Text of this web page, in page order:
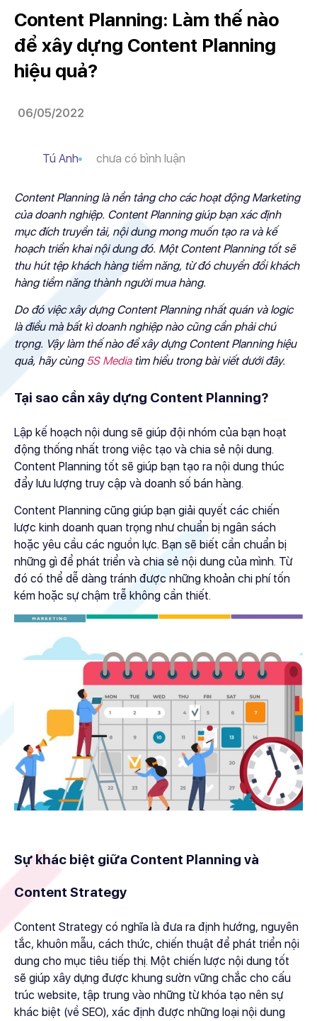
Content Planning: Làm thế nào
để xây dựng Content Planning
hiệu quả?
06/05/2022
Tú Anh chưa có bình luận
Content Planning là nền tảng cho các hoạt động Marketing
của doanh nghiệp. Content Planning giúp bạn xác định
mục đích truyền tải, nội dung mong muốn tạo ra và kế
hoạch triển khai nội dung đó. Một Content Planning tốt sẽ
thu hút tệp khách hàng tiềm năng, từ đó chuyển đổi khách
hàng tiềm năng thành người mua hàng.
Do đó việc xây dựng Content Planning nhất quán và logic
là điều mà bất kì doanh nghiệp nào cũng cần phải chú
trọng. Vậy làm thế nào để xây dựng Content Planning hiệu
quả, hãy cùng 5S Mediatìm hiểu trong bài viết dưới đây.
Tại sao cần xây dựng Content Planning?
Lập kế hoạch nội dung sẽ giúp đội nhóm của bạn hoạt
động thống nhất trong việc tạo và chia sẻ nội dung.
Content Planning tốt sẽ giúp bạn tạo ra nội dung thúc
đẩy lưu lượng truy cập và doanh số bán hàng.
Content Planning cũng giúp bạn giải quyết các chiến
lược kinh doanh quan trọng như chuẩn bị ngân sách
hoặc yêu cầu các nguồn lực. Bạn sẽ biết cần chuẩn bị
những gì để phát triển và chia sẻ nội dung của mình. Từ
đó có thể dễ dàng tránh được những khoản chi phí tốn
kém hoặc sự chậm trễ không cần thiết.
Sự khác biệt giữa Content Planning và
Content Strategy
Content Strategy có nghĩa là đưa ra định hướng, nguyên
tắc, khuôn mẫu, cách thức, chiến thuật để phát triển nội
dung cho mục tiêu tiếp thị. Một chiến lược nội dung tốt
sẽ giúp xây dựng được khung sườn vững chắc cho cấu
trúc website, tập trung vào những từ khóa tạo nên sự
khác biệt (về SEO), xác định được những loại nội dung